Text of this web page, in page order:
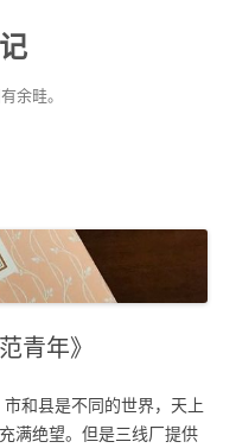
余畦。
青年》
和县是不同的世界，天上
满绝望。但是三线厂提供